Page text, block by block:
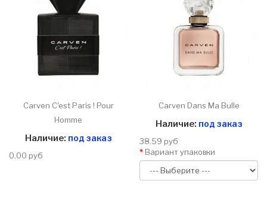
Carven C'est Paris ! Pour
Homme
Наличие: под заказ
0.00 руб
Carven Dans Ma Bulle
Наличие: под заказ
38.59 руб
Вариант упаковки